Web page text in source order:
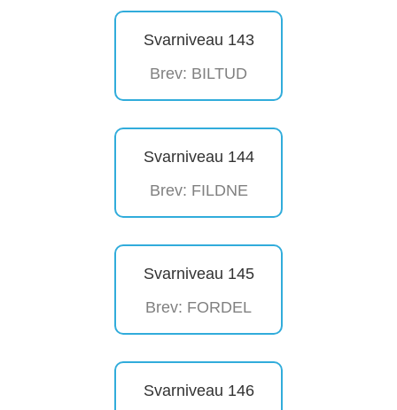
Svarniveau 143
Brev: BILTUD
Svarniveau 144
Brev: FILDNE
Svarniveau 145
Brev: FORDEL
Svarniveau 146